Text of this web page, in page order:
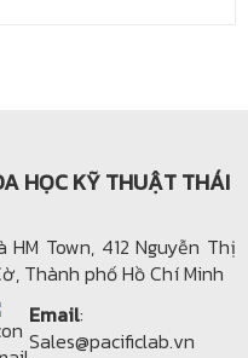
HỌC KỸ THUẬT THÁI
HM Town, 412 Nguyễn Thị
Thành phố Hồ Chí Minh
Email:
Sales@pacificlab.vn